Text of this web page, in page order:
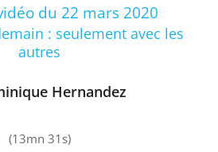
du 22 mars 2020
: seulement avec les
autres
Hernandez
(13mn 31s)